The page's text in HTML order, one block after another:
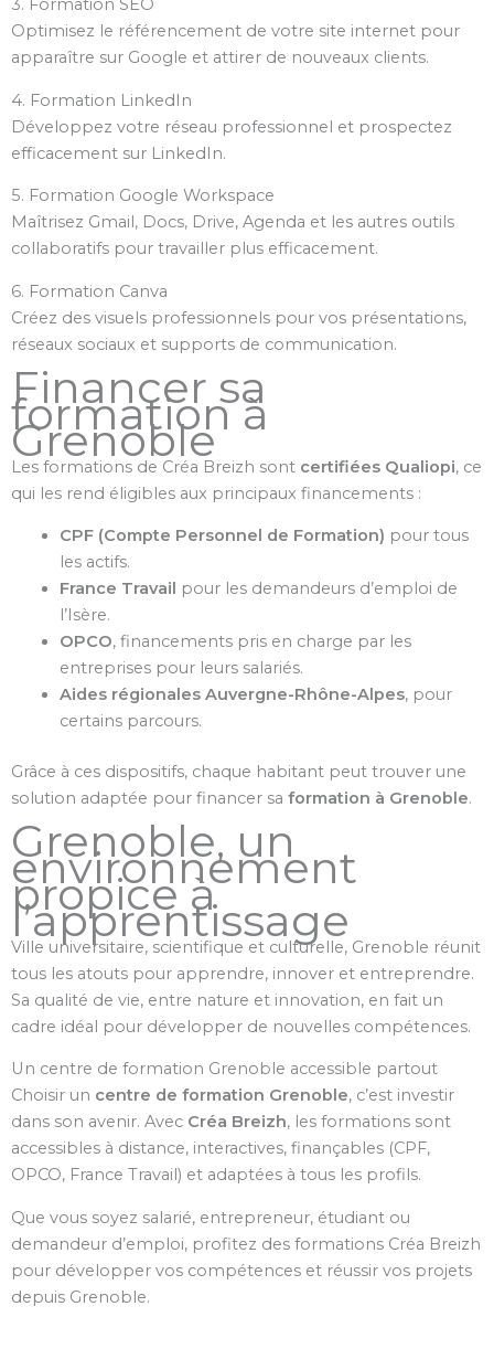
3. Formation SEO
Optimisez le référencement de votre site internet pour
apparaître sur Google et attirer de nouveaux clients.
4. Formation LinkedIn
Développez votre réseau professionnel et prospectez
efficacement sur LinkedIn.
5. Formation Google Workspace
Maîtrisez Gmail, Docs, Drive, Agenda et les autres outils
collaboratifs pour travailler plus efficacement.
6. Formation Canva
Créez des visuels professionnels pour vos présentations,
réseaux sociaux et supports de communication.
Financer sa
formation à
Grenoble
Les formations de Créa Breizh sont certifiées Qualiopi, ce
qui les rend éligibles aux principaux financements :
CPF (Compte Personnel de Formation) pour tous
les actifs.
France Travail pour les demandeurs d’emploi de
l’Isère.
OPCO, financements pris en charge par les
entreprises pour leurs salariés.
Aides régionales Auvergne-Rhône-Alpes, pour
certains parcours.
Grâce à ces dispositifs, chaque habitant peut trouver une
solution adaptée pour financer sa formation à Grenoble.
Grenoble, un
environnement
propice à
l’apprentissage
Ville universitaire, scientifique et culturelle, Grenoble réunit
tous les atouts pour apprendre, innover et entreprendre.
Sa qualité de vie, entre nature et innovation, en fait un
cadre idéal pour développer de nouvelles compétences.
Un centre de formation Grenoble accessible partout
Choisir un centre de formation Grenoble, c’est investir
dans son avenir. Avec Créa Breizh, les formations sont
accessibles à distance, interactives, finançables (CPF,
OPCO, France Travail) et adaptées à tous les profils.
Que vous soyez salarié, entrepreneur, étudiant ou
demandeur d’emploi, profitez des formations Créa Breizh
pour développer vos compétences et réussir vos projets
depuis Grenoble.